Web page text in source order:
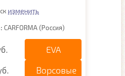
изменить
CARFORMA (Россия)
EVA
Ворсовые